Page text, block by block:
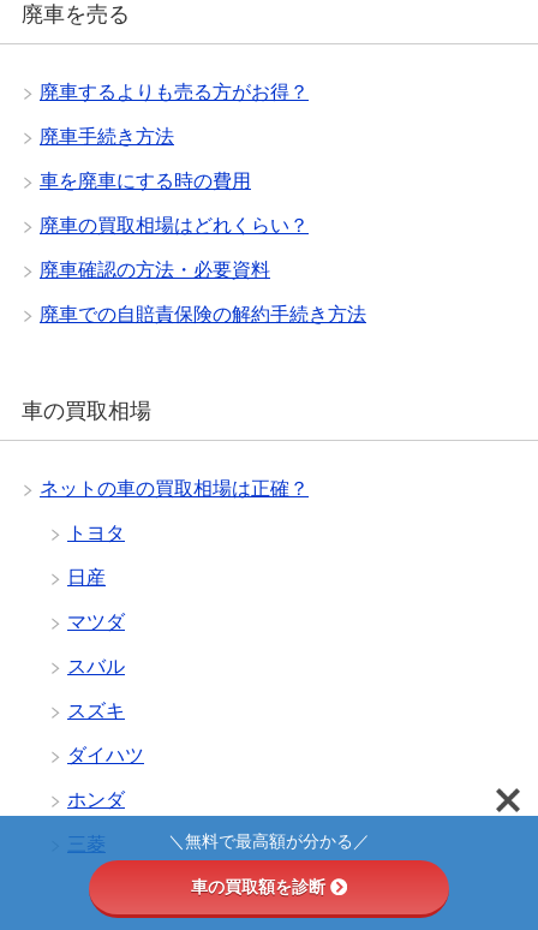
廃車を売る
廃車するよりも売る方がお得？
廃車手続き方法
車を廃車にする時の費用
廃車の買取相場はどれくらい？
廃車確認の方法・必要資料
廃車での自賠責保険の解約手続き方法
車の買取相場
ネットの車の買取相場は正確？
トヨタ
日産
マツダ
スバル
スズキ
ダイハツ
ホンダ
三菱 ＼無料で最高額が分かる／
車の買取額を診断